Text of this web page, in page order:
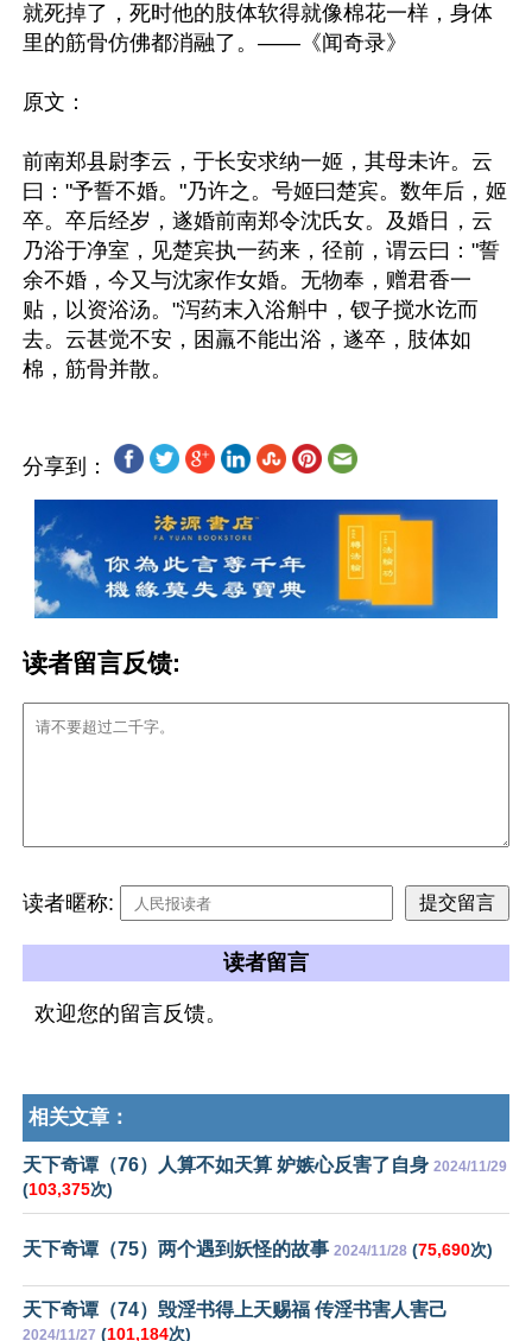
就死掉了，死时他的肢体软得就像棉花一样，身体
里的筋骨仿佛都消融了。——《闻奇录》
原文：
前南郑县尉李云，于长安求纳一姬，其母未许。云
曰："予誓不婚。"乃许之。号姬曰楚宾。数年后，姬
卒。卒后经岁，遂婚前南郑令沈氏女。及婚日，云
乃浴于净室，见楚宾执一药来，径前，谓云曰："誓
余不婚，今又与沈家作女婚。无物奉，赠君香一
贴，以资浴汤。"泻药末入浴斛中，钗子搅水讫而
去。云甚觉不安，困羸不能出浴，遂卒，肢体如
分享到：
读者留言反馈:
读者暱称:
读者留言
欢迎您的留言反馈。
相关文章：
天下奇谭（76）人算不如天算 妒嫉心反害了自身 2024/11/29
(103,375次)
天下奇谭（75）两个遇到妖怪的故事 2024/11/28 (75,690次)
天下奇谭（74）毁淫书得上天赐福 传淫书害人害己
2024/11/27 (101,184次)